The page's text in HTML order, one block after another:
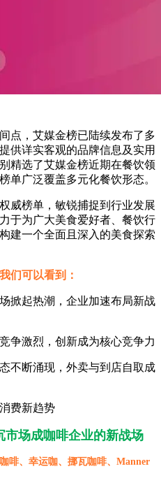
，艾媒金榜已陆续发布了多
供详实客观的品牌信息及实用
精选了艾媒金榜近期在餐饮领
单广泛覆盖多元化餐饮形态。
榜单，敏锐捕捉到行业发展
于为广大美食爱好者、餐饮行
建一个全面且深入的美食探索
们可以看到：
起热潮，企业加速布局新战
激烈，创新成为核心竞争力
断涌现，外卖与到店自取成
费新趋势
市场成咖啡企业的新战场
啡、幸运咖、挪瓦咖啡、Manner